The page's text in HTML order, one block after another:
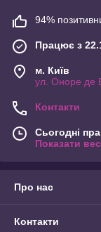
94%
Працює з
м. Київ
ул. Оноре де
Контакти
Сьогодні
Показати
Про нас
Контакти